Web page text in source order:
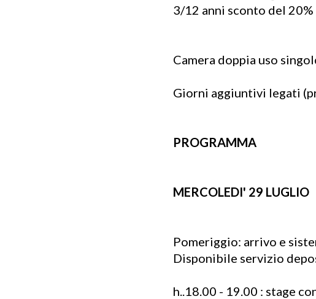
3/12 anni sconto del
Camera doppia uso
Giorni aggiuntivi legati
PROGRAMMA
MERCOLEDI' 29 LUGLIO
Pomeriggio: arrivo e
Disponibile servizio
h..18.00 - 19.00 : stage